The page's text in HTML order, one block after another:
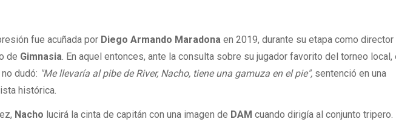
fue acuñada por Diego Armando Maradona en 2019, durante su etapa como director
de Gimnasia. En aquel entonces, ante la consulta sobre su jugador favorito del torneo local,
dudó: "Me llevaría al pibe de River, Nacho, tiene una gamuza en el pie", sentenció en una
histórica.
Nacho lucirá la cinta de capitán con una imagen de DAM cuando dirigía al conjunto tripero.